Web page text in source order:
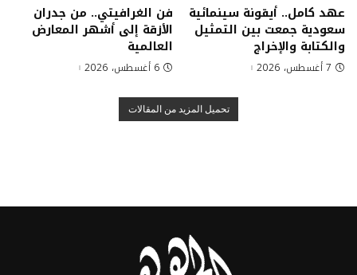
عهد كامل.. أيقونة سينمائية
سعودية جمعت بين التمثيل
والكتابة والإخراج
7 أغسطس، 2026
فن الغرافيتي.. من جدران
الأزقة إلى أشهر المعارض
العالمية
6 أغسطس، 2026
تحميل المزيد من المقالات